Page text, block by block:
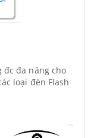
đc đa năng cho
loại đèn Flash